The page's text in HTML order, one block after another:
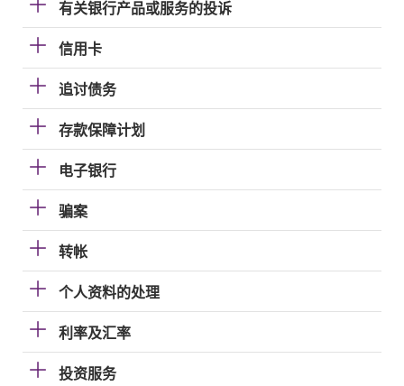
有关银行产品或服务的投诉
信用卡
追讨债务
存款保障计划
电子银行
骗案
转帐
个人资料的处理
利率及汇率
投资服务